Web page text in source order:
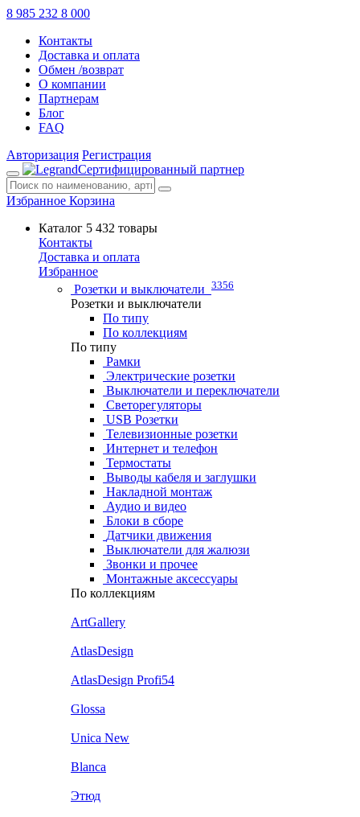
8 985 232 8 000
Контакты
Доставка и оплата
Обмен /возврат
О компании
Партнерам
Блог
FAQ
Авторизация Регистрация
Сертифицированный партнер
Избранное Корзина
Каталог 5 432 товары
Контакты
Доставка и оплата
Избранное
Розетки и выключатели 3356
Розетки и выключатели
По типу
По коллекциям
По типу
Рамки
Электрические розетки
Выключатели и переключатели
Светорегуляторы
USB Розетки
Телевизионные розетки
Интернет и телефон
Термостаты
Выводы кабеля и заглушки
Накладной монтаж
Аудио и видео
Блоки в сборе
Датчики движения
Выключатели для жалюзи
Звонки и прочее
Монтажные аксессуары
По коллекциям
ArtGallery
AtlasDesign
AtlasDesign Profi54
Glossa
Unica New
Blanca
Этюд